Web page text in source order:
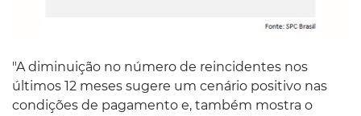
"A diminuição no número de reincidentes nos
últimos 12 meses sugere um cenário positivo nas
condições de pagamento e, também mostra o